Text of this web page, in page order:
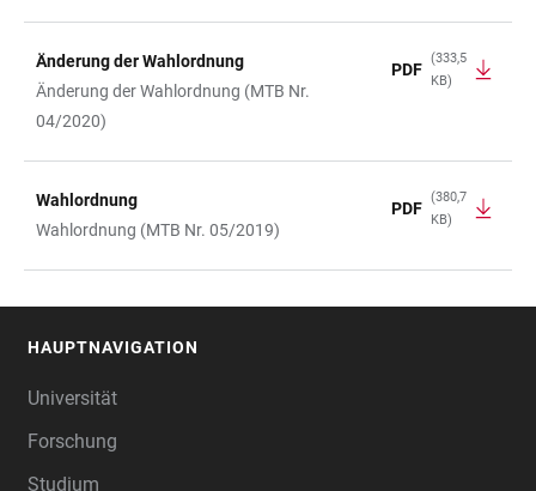
Änderung der Wahlordnung
Änderung der Wahlordnung (MTB Nr.
04/2020)
PDF
(333,5
KB)
Wahlordnung
Wahlordnung (MTB Nr. 05/2019)
PDF
(380,7
KB)
HAUPTNAVIGATION
Universität
Forschung
Studium